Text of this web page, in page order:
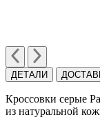
ДЕТАЛИ
Кроссовки серые
из натуральной